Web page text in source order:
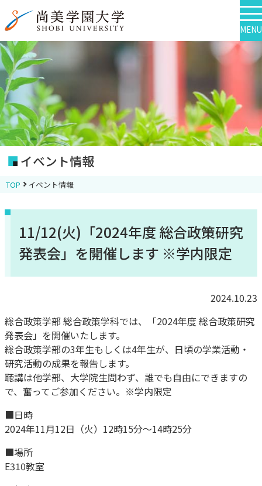
MENU
イベント情報
TOP イベント情報
11/12(火)「2024年度 総合政策研究
発表会」を開催します ※学内限定
2024.10.23
総合政策学部 総合政策学科では、「2024年度 総合政策研究
発表会」を開催いたします。
総合政策学部の3年生もしくは4年生が、日頃の学業活動・
研究活動の成果を報告します。
聴講は他学部、大学院生問わず、誰でも自由にできますの
で、奮ってご参加ください。※学内限定
■日時
2024年11月12日（火）12時15分～14時25分
■場所
E310教室